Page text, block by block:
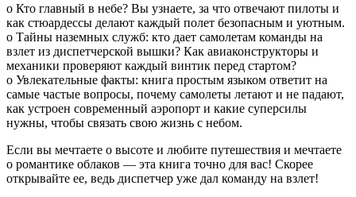
o Кто главный в небе? Вы узнаете, за что отвечают пилоты и
как стюардессы делают каждый полет безопасным и уютным.
o Тайны наземных служб: кто дает самолетам команды на
взлет из диспетчерской вышки? Как авиаконструкторы и
механики проверяют каждый винтик перед стартом?
o Увлекательные факты: книга простым языком ответит на
самые частые вопросы, почему самолеты летают и не падают,
как устроен современный аэропорт и какие суперсилы
нужны, чтобы связать свою жизнь с небом.
Если вы мечтаете о высоте и любите путешествия и мечтаете
о романтике облаков — эта книга точно для вас! Скорее
открывайте ее, ведь диспетчер уже дал команду на взлет!